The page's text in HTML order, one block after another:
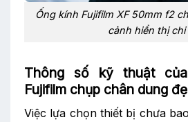
Ống kính Fujifilm XF 50mm f2
cảnh hiển thị chi
Thông số kỹ thuật
Fujifilm chụp chân dung
Việc lựa chọn thiết bị chưa